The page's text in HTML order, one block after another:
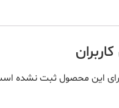
این محصول ثبت نشده